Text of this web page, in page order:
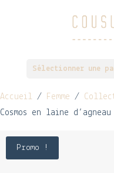
Sélectionner une
Accueil / Femme /
Cosmos en laine d’agneau
Promo !